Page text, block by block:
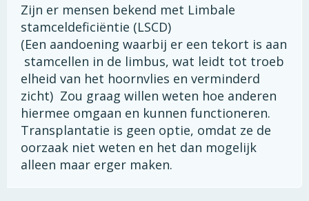
Zijn er mensen bekend met Limbale
stamceldeficiëntie (LSCD)
(Een aandoening waarbij er een tekort is aan
stamcellen in de limbus, wat leidt tot troeb
elheid van het hoornvlies en verminderd
zicht) Zou graag willen weten hoe anderen
hiermee omgaan en kunnen functioneren.
Transplantatie is geen optie, omdat ze de
oorzaak niet weten en het dan mogelijk
alleen maar erger maken.